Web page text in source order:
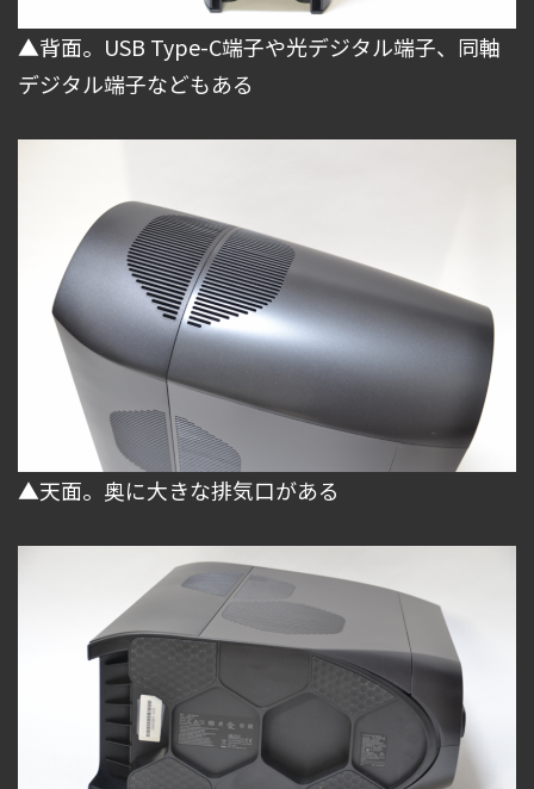
▲背面。USB Type-C端子や光デジタル端子、同軸
デジタル端子などもある
▲天面。奥に大きな排気口がある